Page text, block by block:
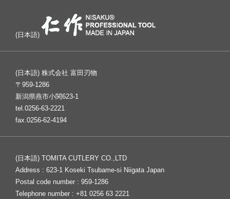
(日本語)
(日本語) 株式会社 富田刃物
〒959-1286
新潟県燕市小関623-1
tel.0256-63-2221
fax.0256-62-4194
(日本語) TOMITA CUTLERY CO.,LTD
Address : 623-1 Koseki Tsubame-si Niigata Japan
Postal code number : 959-1286
Telephone number : +81 0256 63 2221